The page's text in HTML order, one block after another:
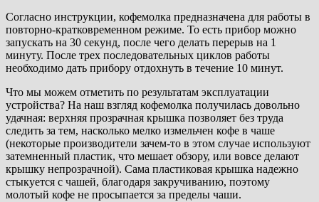
Согласно инструкции, кофемолка предназначена для работы в
повторно-кратковременном режиме. То есть прибор можно
запускать на 30 секунд, после чего делать перерыв на 1
минуту. После трех последовательных циклов работы
необходимо дать прибору отдохнуть в течение 10 минут.
Что мы можем отметить по результатам эксплуатации
устройства? На наш взгляд кофемолка получилась довольно
удачная: верхняя прозрачная крышка позволяет без труда
следить за тем, насколько мелко измельчен кофе в чаше
(некоторые производители зачем-то в этом случае используют
затемненный пластик, что мешает обзору, или вовсе делают
крышку непрозрачной). Сама пластиковая крышка надежно
стыкуется с чашей, благодаря закручиванию, поэтому
молотый кофе не просыпается за пределы чаши.